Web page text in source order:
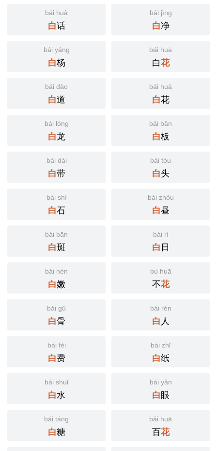
bái huà
白话
bái jìng
白净
bái yáng
白杨
bái huā
白花
bái dào
白道
bái huā
白花
bái lóng
白龙
bái bǎn
白板
bái dài
白带
bái tóu
白头
bái shí
白石
bái zhòu
白昼
bái bān
白斑
bái rì
白日
bái nèn
白嫩
bù huā
不花
bái gǔ
白骨
bái rén
白 人
bái fèi
白费
bái zhǐ
白纸
bái shuǐ
白水
bái yǎn
白眼
bái táng
白糖
bǎi huā
百花